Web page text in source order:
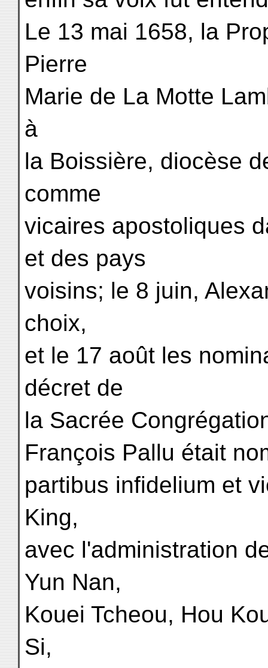
Le 13 mai 1658, la
Pierre
Marie de La Motte
à
la Boissière, diocèse
comme
vicaires apostoliques
et des pays
voisins; le 8 juin,
choix,
et le 17 août les
décret de
la Sacrée
François Pallu était
partibus infidelium et
King,
avec l'administration
Yun Nan,
Kouei Tcheou, Hou
Si,